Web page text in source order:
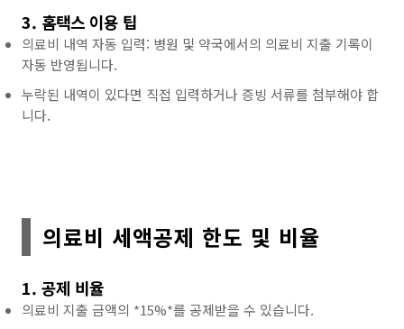
3. 홈택스 이용 팁
의료비 내역 자동 입력: 병원 및 약국에서의 의료비 지출 기록이
자동 반영됩니다.
누락된 내역이 있다면 직접 입력하거나 증빙 서류를 첨부해야 합
니다.
의료비 세액공제 한도 및 비율
1. 공제 비율
의료비 지출 금액의 *15%*를 공제받을 수 있습니다.